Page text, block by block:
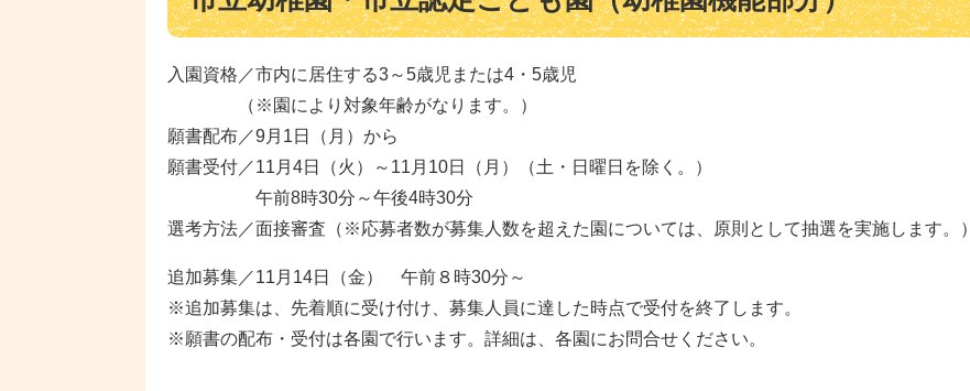
入園資格／市内に居住する3～5歳児または4・5歳児
（※園により対象年齢がなります。）
願書配布／9月1日（月）から
願書受付／11月4日（火）～11月10日（月）（土・日曜日を除く。）
午前8時30分～午後4時30分​
選考方法／面接審査（※応募者数が募集人数を超えた園については、原則として抽選を実施します。）
追加募集／11月14日（金） 午前８時30分～
※追加募集は、先着順に受け付け、募集人員に達した時点で受付を終了します。
※願書の配布・受付は各園で行います。詳細は、各園にお問合せください。